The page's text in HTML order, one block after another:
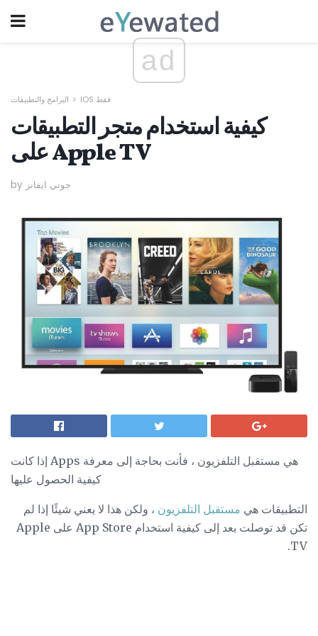
ad
البرامج والتطبيقات IOS فقط
كيفية استخدام متجر التطبيقات
على Apple TV
by جوني ايفانز
إذا كانت Apps هي مستقبل التلفزيون ، فأنت بحاجة إلى معرفة
كيفية الحصول عليها
التطبيقات هي مستقبل التلفزيون ، ولكن هذا لا يعني شيئًا إذا لم
تكن قد توصلت بعد إلى كيفية استخدام App Store على Apple
TV.